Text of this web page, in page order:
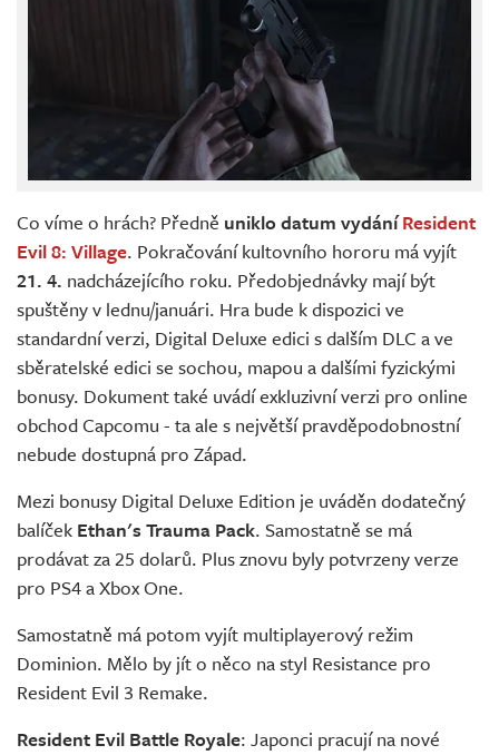
Co víme o hrách? Předně uniklo datum vydáníResident
Evil 8: Village. Pokračování kultovního hororu má vyjít
21. 4. nadcházejícího roku. Předobjednávky mají být
spuštěny v lednu/januári. Hra bude k dispozici ve
standardní verzi, Digital Deluxe edici s dalším DLC a ve
sběratelské edici se sochou, mapou a dalšími fyzickými
bonusy. Dokument také uvádí exkluzivní verzi pro online
obchod Capcomu - ta ale s největší pravděpodobnostní
nebude dostupná pro Západ.
Mezi bonusy Digital Deluxe Edition je uváděn dodatečný
balíček Ethan's Trauma Pack. Samostatně se má
prodávat za 25 dolarů. Plus znovu byly potvrzeny verze
pro PS4 a Xbox One.
Samostatně má potom vyjít multiplayerový režim
Dominion. Mělo by jít o něco na styl Resistance pro
Resident Evil 3 Remake.
Resident Evil Battle Royale: Japonci pracují na nové